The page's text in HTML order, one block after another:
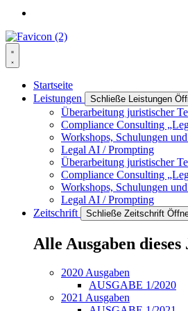
Startseite
Leistungen
Schließe Leistungen
Überarbeitung juristischer
Compliance Consulting
Workshops, Schulungen
Legal AI / Prompting
Überarbeitung juristischer
Compliance Consulting
Workshops, Schulungen
Legal AI / Prompting
Zeitschrift
Schließe Zeitschrift
Alle Ausgaben dieses
2020 Ausgaben
AUSGABE 1/2020
2021 Ausgaben